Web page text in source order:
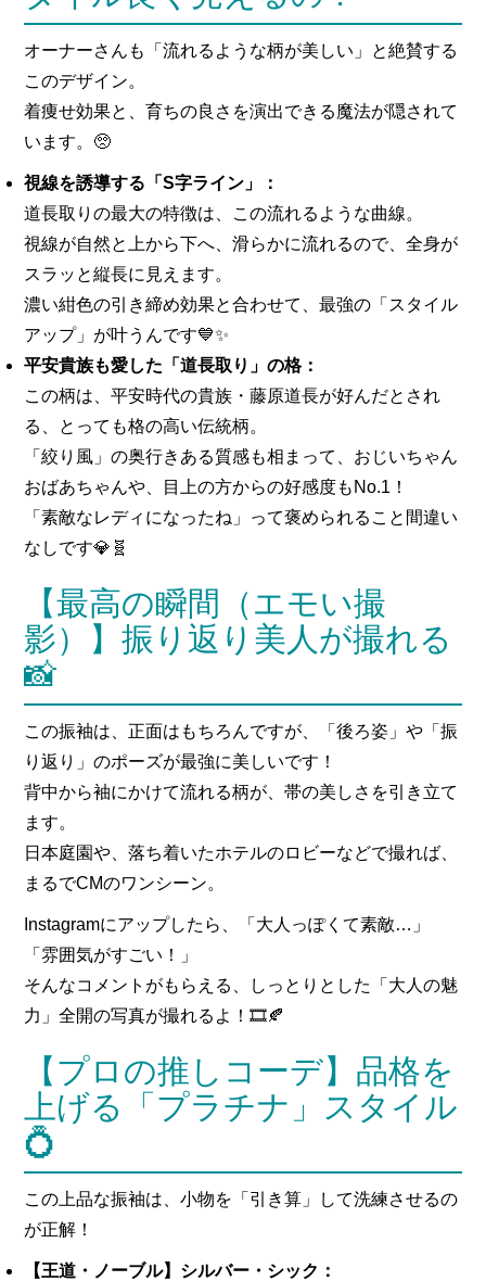
オーナーさんも「流れるような柄が美しい」と絶賛する
このデザイン。
着痩せ効果と、育ちの良さを演出できる魔法が隠されて
います。🥺
視線を誘導する「S字ライン」：
道長取りの最大の特徴は、この流れるような曲線。
視線が自然と上から下へ、滑らかに流れるので、全身が
スラッと縦長に見えます。
濃い紺色の引き締め効果と合わせて、最強の「スタイル
アップ」が叶うんです💙✨
平安貴族も愛した「道長取り」の格：
この柄は、平安時代の貴族・藤原道長が好んだとされ
る、とっても格の高い伝統柄。
「絞り風」の奥行きある質感も相まって、おじいちゃん
おばあちゃんや、目上の方からの好感度もNo.1！
「素敵なレディになったね」って褒められること間違い
なしです💎🧬
【最高の瞬間（エモい撮
影）】振り返り美人が撮れる
📸
この振袖は、正面はもちろんですが、「後ろ姿」や「振
り返り」のポーズが最強に美しいです！
背中から袖にかけて流れる柄が、帯の美しさを引き立て
ます。
日本庭園や、落ち着いたホテルのロビーなどで撮れば、
まるでCMのワンシーン。
Instagramにアップしたら、「大人っぽくて素敵…」
「雰囲気がすごい！」
そんなコメントがもらえる、しっとりとした「大人の魅
力」全開の写真が撮れるよ！🎞️🍂
【プロの推しコーデ】品格を
上げる「プラチナ」スタイル
💍
この上品な振袖は、小物を「引き算」して洗練させるの
が正解！
【王道・ノーブル】シルバー・シック：